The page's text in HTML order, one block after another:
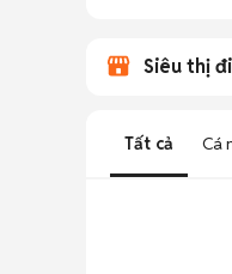
Siêu thị
Tất cả Cá